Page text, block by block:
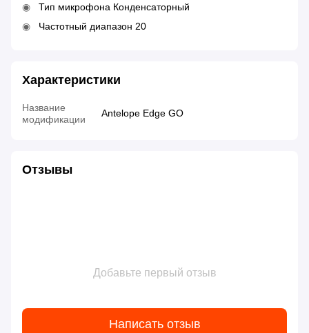
Тип микрофона Конденсаторный
Частотный диапазон 20
Характеристики
Название
модификации
Antelope Edge GO
Отзывы
Добавьте первый отзыв
Написать отзыв